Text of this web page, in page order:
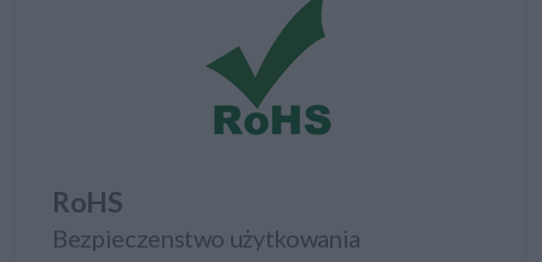
RoHS
Bezpieczenstwo użytkowania